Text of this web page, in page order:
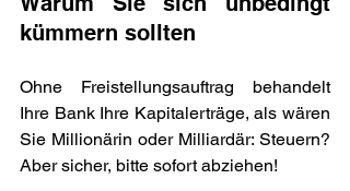
kümmern sollten
Ohne Freistellungsauftrag behandelt
Ihre Bank Ihre Kapitalerträge, als wären
Sie Millionärin oder Milliardär: Steuern?
Aber sicher, bitte sofort abziehen!